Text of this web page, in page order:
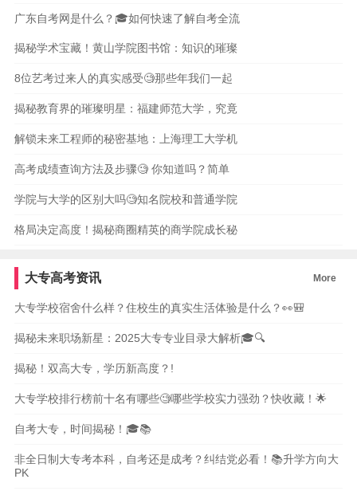
广东自考网是什么？🎓如何快速了解自考全流
揭秘学术宝藏！黄山学院图书馆：知识的璀璨
8位艺考过来人的真实感受🧐那些年我们一起
揭秘教育界的璀璨明星：福建师范大学，究竟
解锁未来工程师的秘密基地：上海理工大学机
高考成绩查询方法及步骤🧐 你知道吗？简单
学院与大学的区别大吗🧐知名院校和普通学院
格局决定高度！揭秘商圈精英的商学院成长秘
大专高考资讯 More
大专学校宿舍什么样？住校生的真实生活体验是什么？👀🎒
揭秘未来职场新星：2025大专专业目录大解析🎓🔍
揭秘！双高大专，学历新高度？!
大专学校排行榜前十名有哪些🧐哪些学校实力强劲？快收藏！🌟
自考大专，时间揭秘！🎓📚
非全日制大专考本科，自考还是成考？纠结党必看！📚升学方向大
PK